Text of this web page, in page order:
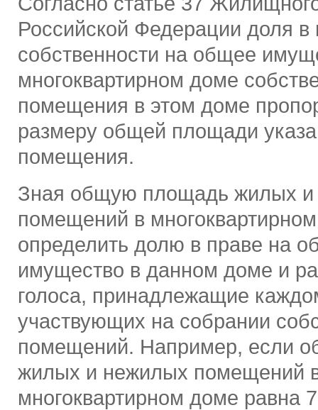
Российской Федерации доля
собственности на общее
многоквартирном доме
помещения в этом доме
размеру общей площади
помещения.
Зная общую площадь жилых
помещений в
определить долю в праве на
имущество в данном доме и
голоса, принадлежащие
участвующих на собрании
помещений. Например, если
жилых и нежилых помещений
многоквартирном доме равна